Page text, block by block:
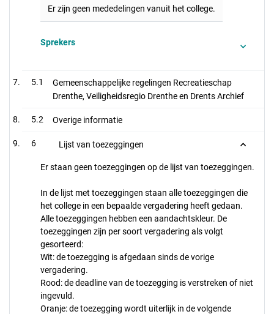
Er zijn geen mededelingen vanuit het college.
Sprekers
5.1
Gemeenschappelijke regelingen Recreatieschap
Drenthe, Veiligheidsregio Drenthe en Drents Archief
5.2 Overige informatie
6 Lijst van toezeggingen
Er staan geen toezeggingen op de lijst van toezeggingen.
In de lijst met toezeggingen staan alle toezeggingen die
het college in een bepaalde vergadering heeft gedaan.
Alle toezeggingen hebben een aandachtskleur. De
toezeggingen zijn per soort vergadering als volgt
gesorteerd:
Wit: de toezegging is afgedaan sinds de vorige
vergadering.
Rood: de deadline van de toezegging is verstreken of niet
ingevuld.
Oranje: de toezegging wordt uiterlijk in de volgende